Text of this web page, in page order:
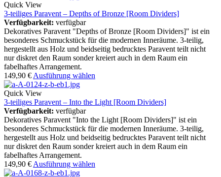
Quick View
3-teiliges Paravent – Depths of Bronze [Room Dividers]
Verfügbarkeit: verfügbar
Dekoratives Paravent "Depths of Bronze [Room Dividers]" ist ein
besonderes Schmuckstück für die modernen Inneräume. 3-teilig,
hergestellt aus Holz und beidseitig bedrucktes Paravent teilt nicht
nur diskret den Raum sonder kreiert auch in dem Raum ein
fabelhaftes Arrangement.
149,90 € Ausführung wählen
Quick View
3-teiliges Paravent – Into the Light [Room Dividers]
Verfügbarkeit: verfügbar
Dekoratives Paravent "Into the Light [Room Dividers]" ist ein
besonderes Schmuckstück für die modernen Inneräume. 3-teilig,
hergestellt aus Holz und beidseitig bedrucktes Paravent teilt nicht
nur diskret den Raum sonder kreiert auch in dem Raum ein
fabelhaftes Arrangement.
149,90 € Ausführung wählen